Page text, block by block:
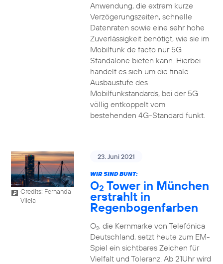
Anwendung, die extrem kurze
Verzögerungszeiten, schnelle
Datenraten sowie eine sehr hohe
Zuverlässigkeit benötigt, wie sie im
Mobilfunk de facto nur 5G
Standalone bieten kann. Hierbei
handelt es sich um die finale
Ausbaustufe des
Mobilfunkstandards, bei der 5G
völlig entkoppelt vom
bestehenden 4G-Standard funkt.
Credits: Fernanda
Vilela
23. Juni 2021
WIR SIND BUNT:
O2 Tower in München
erstrahlt in
Regenbogenfarben
O2, die Kernmarke von Telefónica
Deutschland, setzt heute zum EM-
Spiel ein sichtbares Zeichen für
Vielfalt und Toleranz. Ab 21Uhr wird